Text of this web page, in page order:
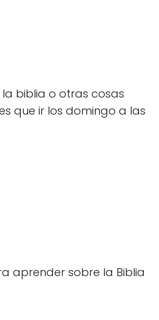
la biblia o otras cosas
que ir los domingo a las
aprender sobre la Biblia